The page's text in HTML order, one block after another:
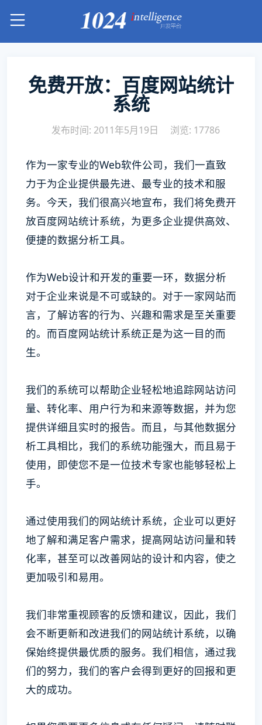
免费开放：百度网站统计
系统
发布时间: 2011年5月19日 浏览: 17786
作为一家专业的Web软件公司，我们一直致
力于为企业提供最先进、最专业的技术和服
务。今天，我们很高兴地宣布，我们将免费开
放百度网站统计系统，为更多企业提供高效、
便捷的数据分析工具。
作为Web设计和开发的重要一环，数据分析
对于企业来说是不可或缺的。对于一家网站而
言，了解访客的行为、兴趣和需求是至关重要
的。而百度网站统计系统正是为这一目的而
生。
我们的系统可以帮助企业轻松地追踪网站访问
量、转化率、用户行为和来源等数据，并为您
提供详细且实时的报告。而且，与其他数据分
析工具相比，我们的系统功能强大，而且易于
使用，即使您不是一位技术专家也能够轻松上
手。
通过使用我们的网站统计系统，企业可以更好
地了解和满足客户需求，提高网站访问量和转
化率，甚至可以改善网站的设计和内容，使之
更加吸引和易用。
我们非常重视顾客的反馈和建议，因此，我们
会不断更新和改进我们的网站统计系统，以确
保始终提供最优质的服务。我们相信，通过我
们的努力，我们的客户会得到更好的回报和更
大的成功。